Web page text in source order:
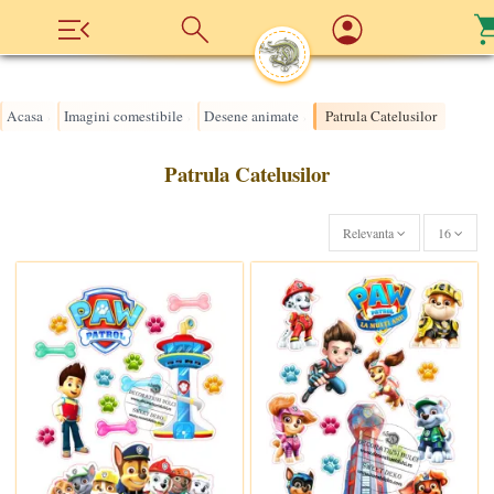
Acasa Imagini comestibile Desene animate Patrula Catelusilor
Patrula Catelusilor
Relevanta 16